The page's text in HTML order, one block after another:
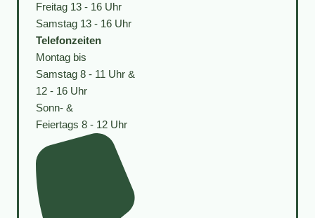
Freitag 13 - 16 Uhr
Samstag 13 - 16 Uhr
Telefonzeiten
Montag bis
Samstag 8 - 11 Uhr &
12 - 16 Uhr
Sonn- &
Feiertags 8 - 12 Uhr